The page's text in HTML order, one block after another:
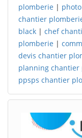
plomberie |
chantier
black | chef
plomberie |
devis chantier
planning chantier
ppsps chantier